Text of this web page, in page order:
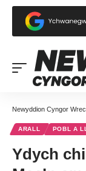
Newyddion Cyngor
ARALL POBL A
Ydych